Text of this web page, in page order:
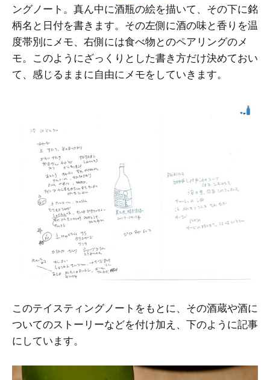
ングノート。真ん中に酒瓶の絵を描いて、その下に銘
柄名と日付を書きます。その左側に酒の味と香りを温
度帯別にメモ、右側には食べ物とのペアリングのメ
モ。このようにざっくりとした書き方だけ決めておい
て、感じるままに自由にメモをしていきます。
このテイスティングノートをもとに、その酒蔵や酒に
ついてのストーリーなどを付け加え、下のように記事
にしています。